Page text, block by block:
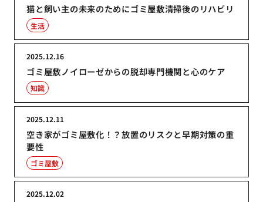
猫と飼い主の未来のためにゴミ屋敷清掃後のリハビリ
生活
ゴミ屋敷ノイローゼからの脱却専門機関と心のケア
2025.12.16
知識
空き家がゴミ屋敷化！？放置のリスクと早期対策の重
要性
2025.12.11
ゴミ屋敷
2025.12.02